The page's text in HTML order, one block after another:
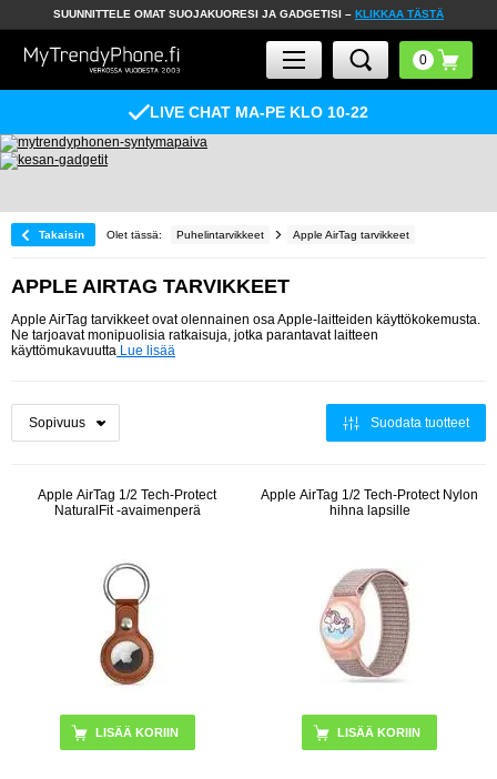
SUUNNITTELE OMAT SUOJAKUORESI JA GADGETISI – KLIKKAA TÄSTÄ
LIVE CHAT MA-PE KLO 10-22
Takaisin Olet tässä: Puhelintarvikkeet Apple AirTag tarvikkeet
APPLE AIRTAG TARVIKKEET
Apple AirTag tarvikkeet ovat olennainen osa Apple-laitteiden käyttökokemusta.
Ne tarjoavat monipuolisia ratkaisuja, jotka parantavat laitteen
käyttömukavuutta Lue lisää
Suodata tuotteet
Apple AirTag 1/2 Tech-Protect
NaturalFit -avaimenperä
LISÄÄ KORIIN
Apple AirTag 1/2 Tech-Protect Nylon
hihna lapsille
LISÄÄ KORIIN